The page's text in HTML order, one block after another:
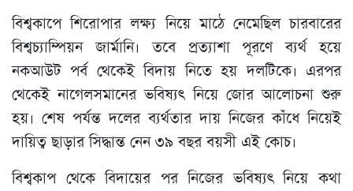
বিশ্বকাপে শিরোপার লক্ষ্য নিয়ে মাঠে নেমেছিল চারবারের
বিশ্বচ্যাম্পিয়ন জার্মানি। তবে প্রত্যাশা পূরণে ব্যর্থ হয়ে
নকআউট পর্ব থেকেই বিদায় নিতে হয় দলটিকে। এরপর
থেকেই নাগেলসমানের ভবিষ্যৎ নিয়ে জোর আলোচনা শুরু
হয়। শেষ পর্যন্ত দলের ব্যর্থতার দায় নিজের কাঁধে নিয়েই
দায়িত্ব ছাড়ার সিদ্ধান্ত নেন ৩৯ বছর বয়সী এই কোচ।
বিশ্বকাপ থেকে বিদায়ের পর নিজের ভবিষ্যৎ নিয়ে কথা